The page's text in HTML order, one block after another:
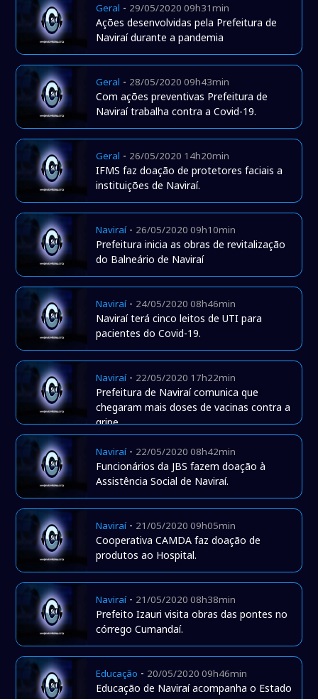
Geral - 29/05/2020 09h31min
Ações desenvolvidas pela Prefeitura de
Naviraí durante a pandemia
Geral - 28/05/2020 09h43min
Com ações preventivas Prefeitura de
Naviraí trabalha contra a Covid-19.
Geral - 26/05/2020 14h20min
IFMS faz doação de protetores faciais a
instituições de Naviraí.
Naviraí- 26/05/2020 09h10min
Prefeitura inicia as obras de revitalização
do Balneário de Naviraí
Naviraí- 24/05/2020 08h46min
Naviraí terá cinco leitos de UTI para
pacientes do Covid-19.
Naviraí- 22/05/2020 17h22min
Prefeitura de Naviraí comunica que
chegaram mais doses de vacinas contra a
gripe.
Naviraí- 22/05/2020 08h42min
Funcionários da JBS fazem doação à
Assistência Social de Naviraí.
Naviraí- 21/05/2020 09h05min
Cooperativa CAMDA faz doação de
produtos ao Hospital.
Naviraí- 21/05/2020 08h38min
Prefeito Izauri visita obras das pontes no
córrego Cumandaí.
Educação - 20/05/2020 09h46min
Educação de Naviraí acompanha o Estado